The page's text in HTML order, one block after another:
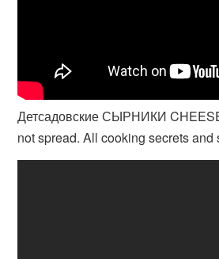
Детсадовские СЫРНИКИ
not spread. All cooking secrets and